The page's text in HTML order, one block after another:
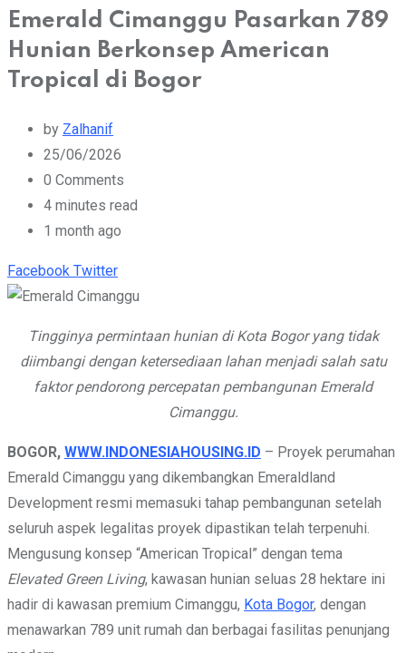
Emerald Cimanggu Pasarkan 789
Hunian Berkonsep American
Tropical di Bogor
by Zalhanif
25/06/2026
0 Comments
4 minutes read
1 month ago
Facebook TwitterYoutube
Whatsapp
Cloud
StumbleUpon
Print
Share
via
Tingginya permintaan hunian di Kota Bogor yang tidak
diimbangi dengan ketersediaan lahan menjadi salah satu
faktor pendorong percepatan pembangunan Emerald
Cimanggu.
BOGOR, WWW.INDONESIAHOUSING.ID – Proyek perumahan
Emerald Cimanggu yang dikembangkan Emeraldland
Development resmi memasuki tahap pembangunan setelah
seluruh aspek legalitas proyek dipastikan telah terpenuhi.
Mengusung konsep “American Tropical” dengan tema
Elevated Green Living, kawasan hunian seluas 28 hektare ini
hadir di kawasan premium Cimanggu, Kota Bogor, dengan
menawarkan 789 unit rumah dan berbagai fasilitas penunjang